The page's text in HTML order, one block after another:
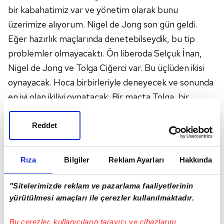
Rıza Bilgiler Reklam Ayarları Hakkında
"Sitelerimizde reklam ve pazarlama faaliyetlerinin
yürütülmesi amaçları ile çerezler kullanılmaktadır.
Bu çerezler, kullanıcıların tarayıcı ve cihazlarını
Reddet
bir kabahatimiz var ve yönetim olarak bunu
üzerimize alıyorum. Nigel de Jong son gün geldi.
Eğer hazırlık maçlarında denetebilseydik, bu tip
problemler olmayacaktı. Ön liberoda Selçuk İnan,
Nigel de Jong ve Tolga Ciğerci var. Bu üçlüden ikisi
oynayacak. Hoca birbirleriyle deneyecek ve sonunda
en iyi olan ikiliyi oynatacak. Bir maçta Tolga, bir
maçta De Jong yedek kalabilir. Selçuk İnan hiçbir
şekilde onlardan daha geride bir arkadaşımız değil.
Kaptanımızdır ve kendisini seviyoruz."
"Ligdeki ilk 4 maçta 12 puan hedeflemiştik"
ancak Kayserispor deplasmanında berabere
kaldıklarını hatırlatan Nazifoğlu, "Biz, ligdeki ilk 4